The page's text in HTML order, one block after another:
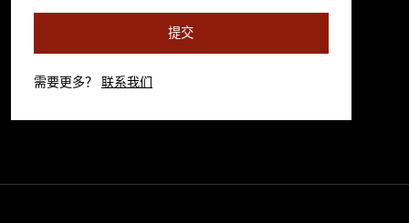
提交
需要更多？ 联系我们